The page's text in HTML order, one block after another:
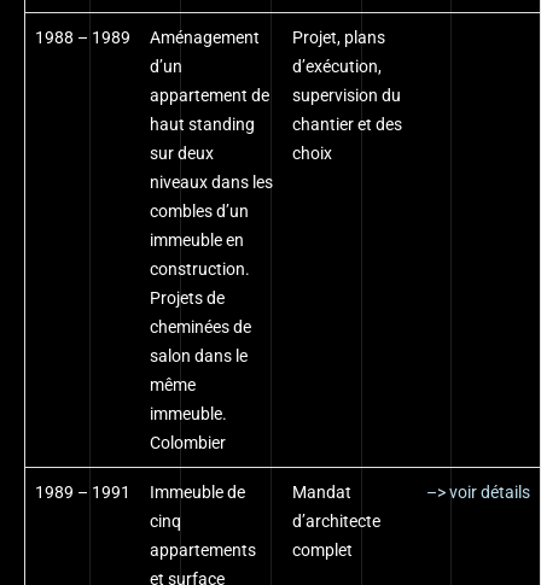
1988 – 1989
Aménagement
d’un
appartement de
haut standing
sur deux
niveaux dans les
combles d’un
immeuble en
construction.
Projets de
cheminées de
salon dans le
même
immeuble.
Colombier
Projet, plans
d’exécution,
supervision du
chantier et des
choix
1989 – 1991
Immeuble de
cinq
appartements
et surface
Mandat
d’architecte
complet
–> voir détails